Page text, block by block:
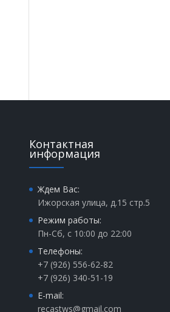
Контактная
информация
Ждем Вас:
Ижорская улица, д.15 стр.5
Режим работы:
Пн-Сб, с 10:00 до 22:00
Телефоны:
+7 (926) 556-62-82
+7 (926) 340-51-19
E-mail:
recastws@gmail.com